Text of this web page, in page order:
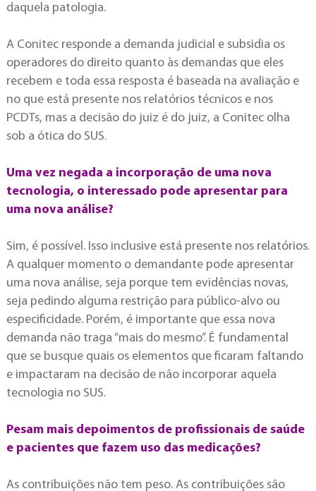
daquela patologia.
A Conitec responde a demanda judicial e subsidia os
operadores do direito quanto às demandas que eles
recebem e toda essa resposta é baseada na avaliação e
no que está presente nos relatórios técnicos e nos
PCDTs, mas a decisão do juiz é do juiz, a Conitec olha
sob a ótica do SUS.
Uma vez negada a incorporação de uma nova
tecnologia, o interessado pode apresentar para
uma nova análise?
Sim, é possível. Isso inclusive está presente nos relatórios.
A qualquer momento o demandante pode apresentar
uma nova análise, seja porque tem evidências novas,
seja pedindo alguma restrição para público-alvo ou
especificidade. Porém, é importante que essa nova
demanda não traga “mais do mesmo”. É fundamental
que se busque quais os elementos que ficaram faltando
e impactaram na decisão de não incorporar aquela
tecnologia no SUS.
Pesam mais depoimentos de profissionais de saúde
e pacientes que fazem uso das medicações?
As contribuições não tem peso. As contribuições são